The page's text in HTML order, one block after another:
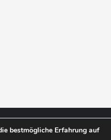
bestmögliche Erfahrung auf